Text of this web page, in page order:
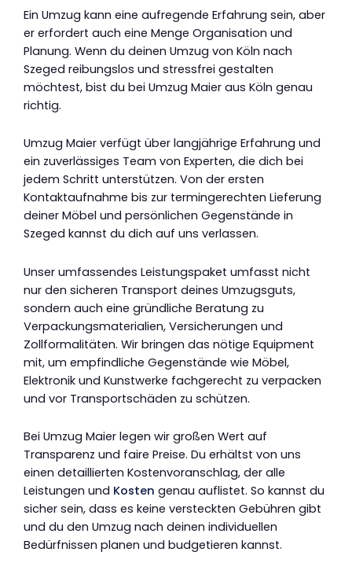
Ein Umzug kann eine aufregende Erfahrung sein, aber
er erfordert auch eine Menge Organisation und
Planung. Wenn du deinen Umzug von Köln nach
Szeged reibungslos und stressfrei gestalten
möchtest, bist du bei Umzug Maier aus Köln genau
richtig.
Umzug Maier verfügt über langjährige Erfahrung und
ein zuverlässiges Team von Experten, die dich bei
jedem Schritt unterstützen. Von der ersten
Kontaktaufnahme bis zur termingerechten Lieferung
deiner Möbel und persönlichen Gegenstände in
Szeged kannst du dich auf uns verlassen.
Unser umfassendes Leistungspaket umfasst nicht
nur den sicheren Transport deines Umzugsguts,
sondern auch eine gründliche Beratung zu
Verpackungsmaterialien, Versicherungen und
Zollformalitäten. Wir bringen das nötige Equipment
mit, um empfindliche Gegenstände wie Möbel,
Elektronik und Kunstwerke fachgerecht zu verpacken
und vor Transportschäden zu schützen.
Bei Umzug Maier legen wir großen Wert auf
Transparenz und faire Preise. Du erhältst von uns
einen detaillierten Kostenvoranschlag, der alle
Leistungen und Kosten genau auflistet. So kannst du
sicher sein, dass es keine versteckten Gebühren gibt
und du den Umzug nach deinen individuellen
Bedürfnissen planen und budgetieren kannst.